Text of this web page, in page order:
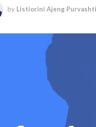
by Listiorini Ajeng Purvashti